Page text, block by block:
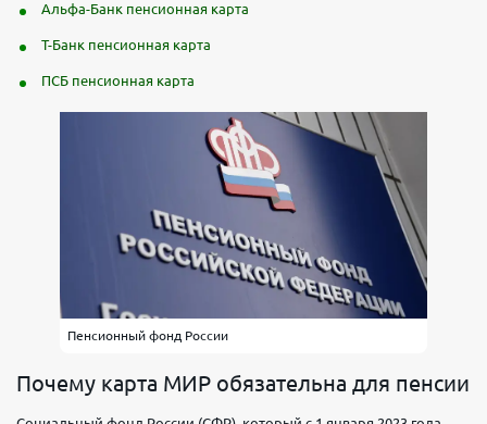
Альфа-Банк пенсионная карта
Т-Банк пенсионная карта
ПСБ пенсионная карта
Пенсионный фонд России
Почему карта МИР обязательна для пенсии